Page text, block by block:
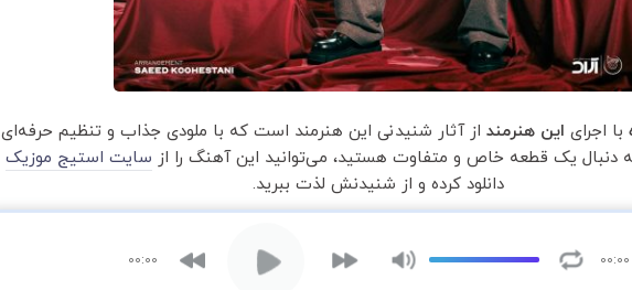
با اجرای این هنرمند از آثار شنیدنی این هنرمند است که با ملودی جذاب و تنظیم حرفه‌ای
دنبال یک قطعه خاص و متفاوت هستید، می‌توانید این آهنگ را از سایت استیج موزیک
دانلود کرده و از شنیدنش لذت ببرید.
00:00 00:00